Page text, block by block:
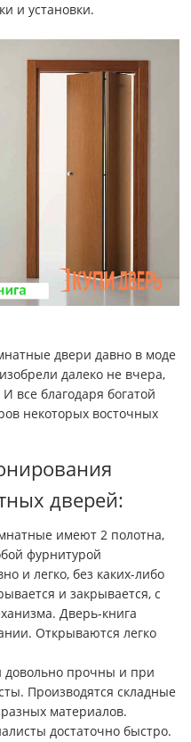
и установки.
двери давно в моде
далеко не вчера,
все благодаря богатой
некоторых восточных
дверей:
имеют 2 полотна,
фурнитурой
и легко, без каких-либо
и закрывается, с
Дверь-книга
Открываются легко
прочны и при
Производятся складные
материалов.
достаточно быстро.